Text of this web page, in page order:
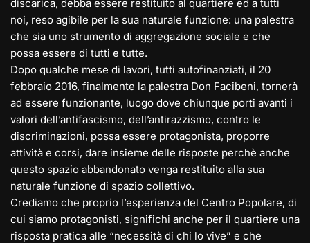
discarica, debba essere restituito al quartiere ed a tutti
noi, reso agibile per la sua naturale funzione: una palestra
che sia uno strumento di aggregazione sociale e che
possa essere di tutti e tutte.
Dopo qualche mese di lavori, tutti autofinanziati, il 20
febbraio 2016, finalmente la palestra Don Facibeni, tornerà
ad essere funzionante, luogo dove chiunque porti avanti i
valori dell’antifascismo, dell’antirazzismo, contro le
discriminazioni, possa essere protagonista, proporre
attività e corsi, dare insieme delle risposte perchè anche
questo spazio abbandonato venga restituito alla sua
naturale funzione di spazio collettivo.
Crediamo che proprio l’esperienza del Centro Popolare, di
cui siamo protagonisti, significhi anche per il quartiere una
risposta pratica alle “necessità di chi lo vive” e che